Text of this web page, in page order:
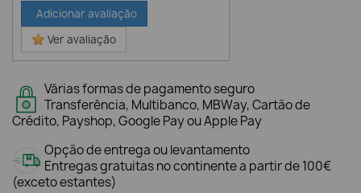
Adicionar avaliação
Ver avaliação
Várias formas de pagamento seguro
Transferência, Multibanco, MBWay, Cartão de
Crédito, Payshop, Google Pay ou Apple Pay
Opção de entrega ou levantamento
Entregas gratuitas no continente a partir de 100€
(exceto estantes)